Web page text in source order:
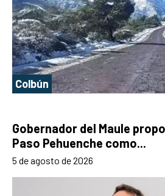
Colbún
Gobernador del Maule
Paso Pehuenche como...
5 de agosto de 2026